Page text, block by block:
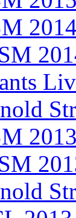
2014
2013